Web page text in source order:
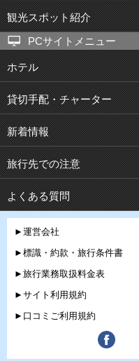
観光スポット紹介
PCサイトメニュー
ホテル
貸切手配・チャーター
新着情報
旅行先での注意
よくある質問
►運営会社
►標識・約款・旅行条件書
►旅行業務取扱料金表
►サイト利用規約
►口コミご利用規約